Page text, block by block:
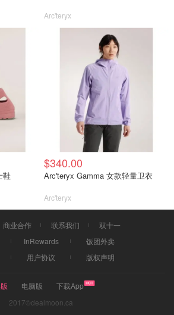
Arc'teryx
鞋
$340.00
Arc'teryx Gamma 女款轻量卫衣
Arc'teryx
商业合作 联系我们
双十一
InRewards
饭团外卖
用户协议 版权声明
电脑版
下载App
2017©dealmoon.ca